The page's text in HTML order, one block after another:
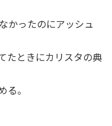
かったのにアッシュ
たときにカリスタの典
る。